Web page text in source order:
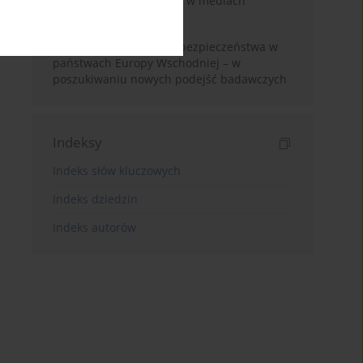
Korelacja etnopolityki i bezpieczeństwa w
państwach Europy Wschodniej – w
poszukiwaniu nowych podejść badawczych
Indeksy
Indeks słów kluczowych
Indeks dziedzin
Indeks autorów